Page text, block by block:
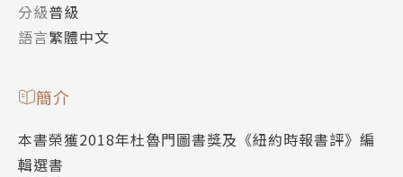
分級普級
語言繁體中文
簡介
本書榮獲2018年杜魯門圖書獎及《紐約時報書評》編
輯選書